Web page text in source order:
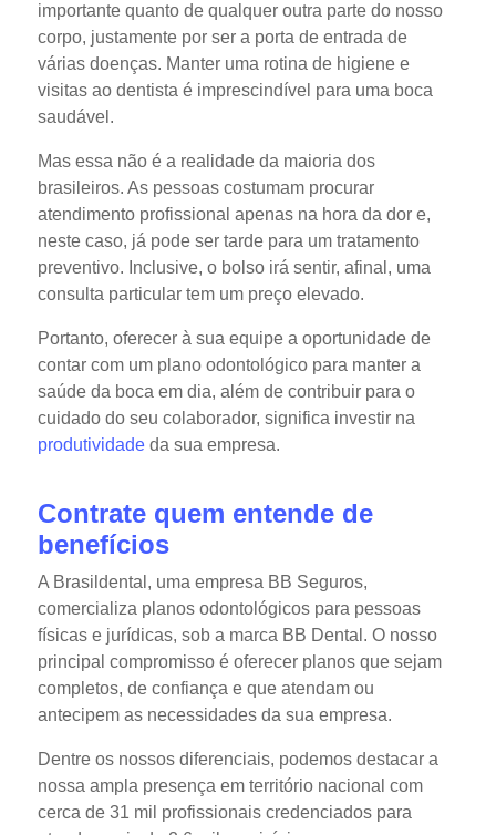
importante quanto de qualquer outra parte do nosso
corpo, justamente por ser a porta de entrada de
várias doenças. Manter uma rotina de higiene e
visitas ao dentista é imprescindível para uma boca
saudável.
Mas essa não é a realidade da maioria dos
brasileiros. As pessoas costumam procurar
atendimento profissional apenas na hora da dor e,
neste caso, já pode ser tarde para um tratamento
preventivo. Inclusive, o bolso irá sentir, afinal, uma
consulta particular tem um preço elevado.
Portanto, oferecer à sua equipe a oportunidade de
contar com um plano odontológico para manter a
saúde da boca em dia, além de contribuir para o
cuidado do seu colaborador, significa investir na
produtividadeda sua empresa.
Contrate quem entende de
benefícios
A Brasildental, uma empresa BB Seguros,
comercializa planos odontológicos para pessoas
físicas e jurídicas, sob a marca BB Dental. O nosso
principal compromisso é oferecer planos que sejam
completos, de confiança e que atendam ou
antecipem as necessidades da sua empresa.
Dentre os nossos diferenciais, podemos destacar a
nossa ampla presença em território nacional com
cerca de 31 mil profissionais credenciados para